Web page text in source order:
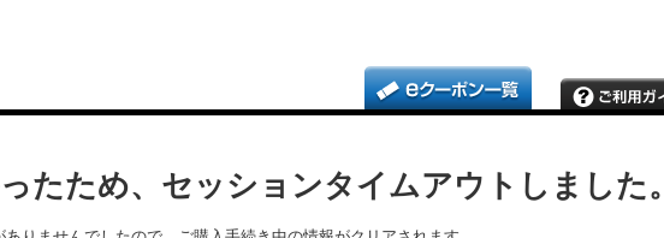
たため、セッションタイムアウトしました。